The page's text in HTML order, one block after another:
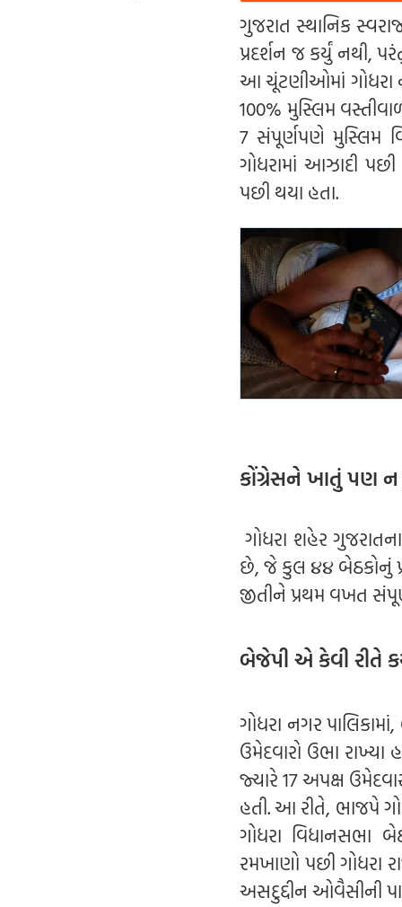
ગુજરાત સ્થાનિક
પ્રદર્શન જ કર્યું નથી,
આ ચૂંટણીઓમાં ગોધરા
100% મુસ્લિમ
7 સંપૂર્ણપણે મુસ્લિમ
ગોધરામાં આઝાદી
પછી થયા હતા.
કોંગ્રેસને ખાતું પણ
ગોધરા શહેર
છે, જે કુલ ૪૪ બેઠકોનું
જીતીને પ્રથમ વખત
બેજેપી એ કેવી રીતે
ગોધરા નગર
ઉમેદવારો ઉભા રાખ્યા
જ્યારે 17 અપક્ષ
હતી. આ રીતે, ભાજપે
ગોધરા વિધાનસભા
રમખાણો પછી ગોધરા
અસદુદ્દીન ઓવૈસીની